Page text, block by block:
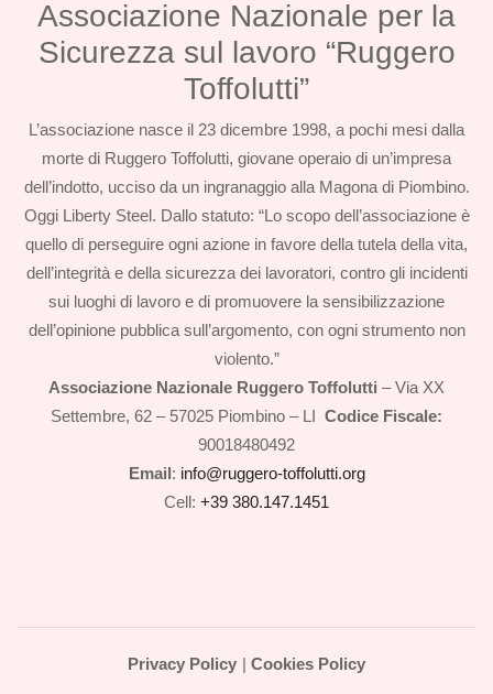
Associazione Nazionale per la
Sicurezza sul lavoro “Ruggero
Toffolutti”
L’associazione nasce il 23 dicembre 1998, a pochi mesi dalla
morte di Ruggero Toffolutti, giovane operaio di un’impresa
dell’indotto, ucciso da un ingranaggio alla Magona di Piombino.
Oggi Liberty Steel. Dallo statuto: “Lo scopo dell’associazione è
quello di perseguire ogni azione in favore della tutela della vita,
dell’integrità e della sicurezza dei lavoratori, contro gli incidenti
sui luoghi di lavoro e di promuovere la sensibilizzazione
dell’opinione pubblica sull’argomento, con ogni strumento non
violento.”
Associazione Nazionale Ruggero Toffolutti – Via XX
Settembre, 62 – 57025 Piombino – LI Codice Fiscale:
90018480492
Email: info@ruggero-toffolutti.org
Cell: +39 380.147.1451
Privacy Policy | Cookies Policy